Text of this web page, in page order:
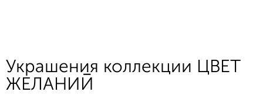
Украшения коллекции ЦВЕТ
ЖЕЛАНИЙ